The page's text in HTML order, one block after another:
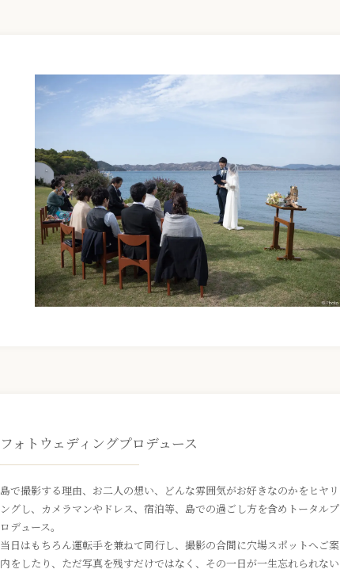
フォトウェディングプロデュース
島で撮影する理由、お二人の想い、どんな雰囲気がお好きなのかをヒヤリ
ングし、カメラマンやドレス、宿泊等、島での過ごし方を含めトータルプ
ロデュース。
当日はもちろん運転手を兼ねて同行し、撮影の合間に穴場スポットへご案
内をしたり、ただ写真を残すだけではなく、その一日が一生忘れられない